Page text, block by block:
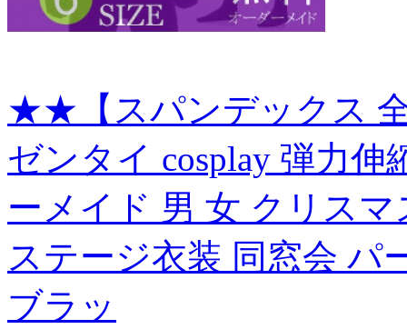
★★【スパンデックス
ゼンタイ cosplay 弾力
ーメイド 男 女 クリス
ステージ衣装 同窓会
ブラッ